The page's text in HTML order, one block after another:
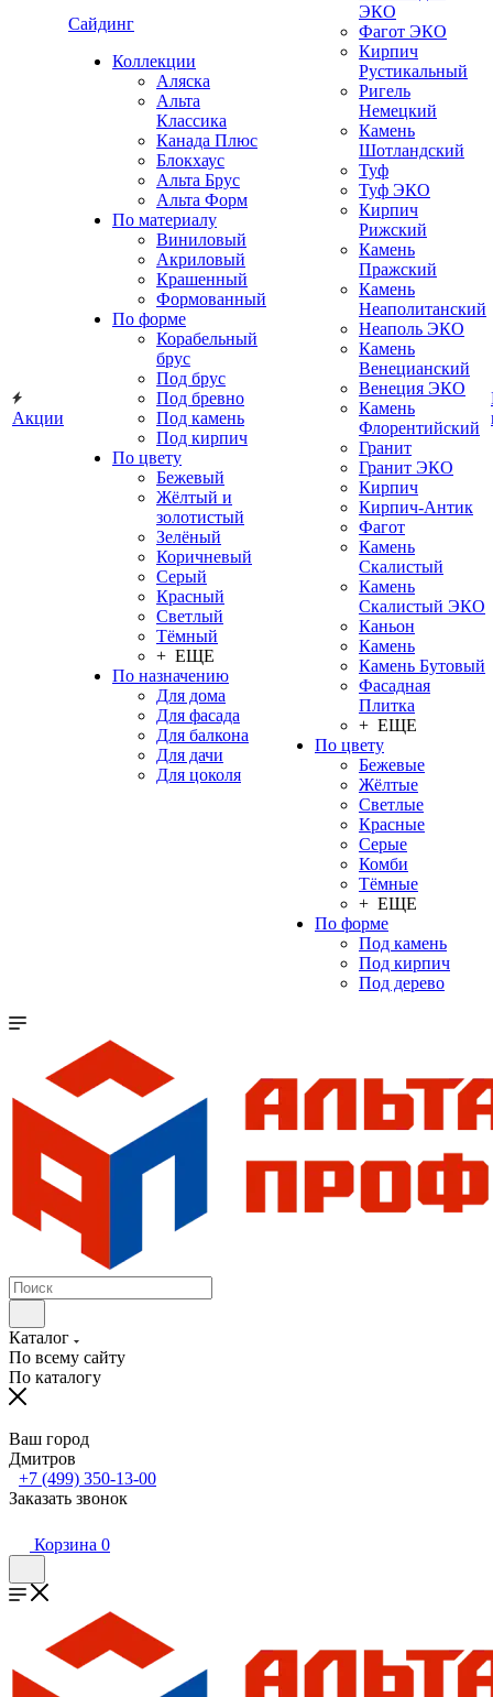
Акции
Сайдинг
Коллекции
Аляска
Альта
Классика
Канада Плюс
Блокхаус
Альта Брус
Альта Форм
По материалу
Виниловый
Акриловый
Крашенный
Формованный
По форме
Корабельный
брус
Под брус
Под бревно
Под камень
Под кирпич
По цвету
Бежевый
Жёлтый и
золотистый
Зелёный
Коричневый
Серый
Красный
Светлый
Тёмный
+ ЕЩЕ
По назначению
Для дома
Для фасада
Для балкона
Для дачи
Для цоколя
ЭКО
Фагот ЭКО
Кирпич
Рустикальный
Ригель
Немецкий
Камень
Шотландский
Туф
Туф ЭКО
Кирпич
Рижский
Камень
Пражский
Камень
Неаполитанский
Неаполь ЭКО
Камень
Венецианский
Венеция ЭКО
Камень
Флорентийский
Гранит
Гранит ЭКО
Кирпич
Кирпич-Антик
Фагот
Камень
Скалистый
Камень
Скалистый ЭКО
Каньон
Камень
Камень Бутовый
Фасадная
Плитка
+ ЕЩЕ
По цвету
Бежевые
Жёлтые
Светлые
Красные
Серые
Комби
Тёмные
+ ЕЩЕ
По форме
Под камень
Под кирпич
Под дерево
Каталог
По всему сайту
По каталогу
Ваш город
Дмитров
+7 (499) 350-13-00
Заказать звонок
Корзина 0